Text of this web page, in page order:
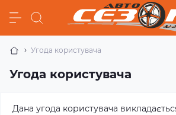
Угода користувача
Угода користувача
Дана угода користувача